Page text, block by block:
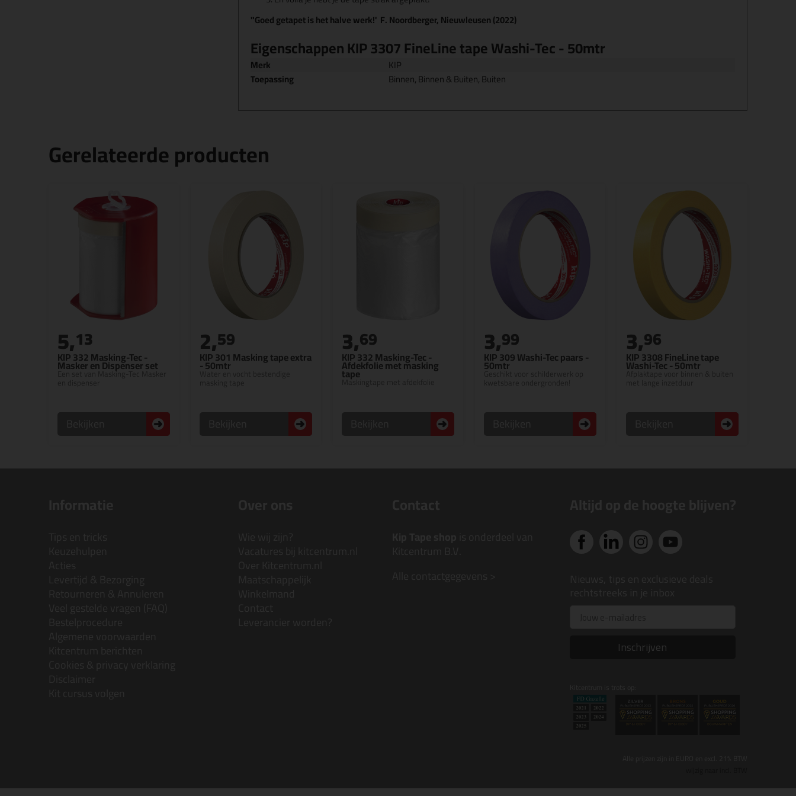
"Goed getapet is het halve werk!' F. Noordberger, Nieuwleusen (2022)
Eigenschappen KIP 3307 FineLine tape Washi-Tec - 50mtr
Merk
KIP
Toepassing
Binnen, Binnen & Buiten, Buiten
Gerelateerde producten
KIP 332 Masking-Tec -
Masker en Dispenser set
Een set van Masking-Tec Masker
5,13
KIP 301 Masking tape extra
- 50mtr
2,59
KIP 332 Masking-Tec -
Afdekfolie met masking
tape
Maskingtape met afdekfolie
3,69
KIP 309 Washi-Tec paars -
50mtr
3,99
KIP 3308 FineLine tape
Washi-Tec - 50mtr
3,96
Inschrijven